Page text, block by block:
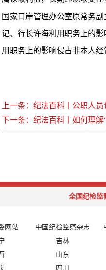
国家口岸管理办公室原常务
记、行长许海利用职务上的
用职务上的影响侵占非本人经
上一条：纪法百科丨公职人员
下一条：纪法百科丨如何理解
全国纪检监
网站 中国纪检监察杂志
吉林
山东
四川